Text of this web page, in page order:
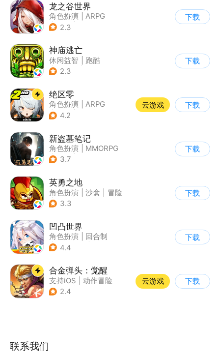
龙之谷世界
角色扮演
ARPG
| 奇幻
2.3
下载
神庙逃亡
休闲益智
跑酷
| 欧美风
2.3
下载
绝区零
角色扮演
ARPG
| 冒险
4.2
云游戏 下载
新盗墓笔记
角色扮演
MMORPG
| 冒险
3.7
下载
英勇之地
角色扮演 沙盒
冒险
| steam游戏
3.3
下载
凹凸世界
角色扮演
回合制
| 动漫改编
4.4
下载
合金弹头：觉醒
支持iOS
动作冒险
| 射击
2.4
云游戏 下载
联系我们